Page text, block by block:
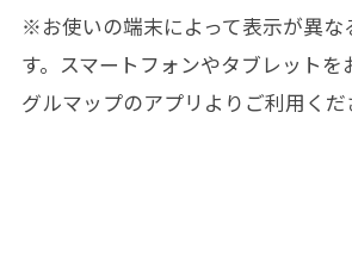
※お使いの端末によって表示が異な
す。スマートフォンやタブレットを
グルマップのアプリよりご利用くだ